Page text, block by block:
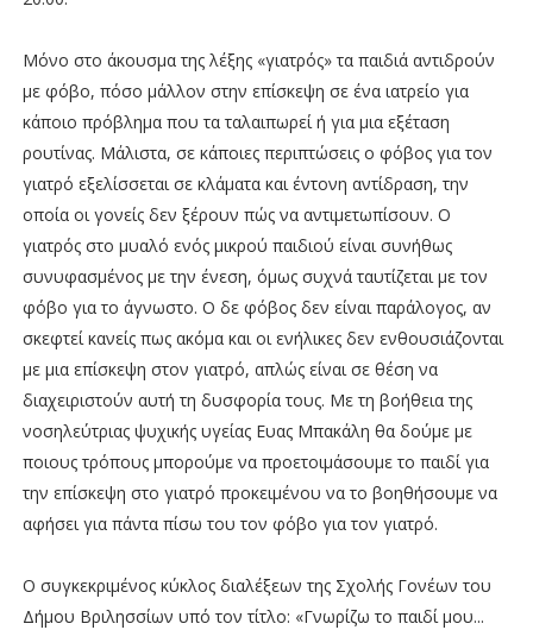
Μόνο στο άκουσμα της λέξης «γιατρός» τα παιδιά αντιδρούν
με φόβο, πόσο μάλλον στην επίσκεψη σε ένα ιατρείο για
κάποιο πρόβλημα που τα ταλαιπωρεί ή για μια εξέταση
ρουτίνας. Μάλιστα, σε κάποιες περιπτώσεις ο φόβος για τον
γιατρό εξελίσσεται σε κλάματα και έντονη αντίδραση, την
οποία οι γονείς δεν ξέρουν πώς να αντιμετωπίσουν. Ο
γιατρός στο μυαλό ενός μικρού παιδιού είναι συνήθως
συνυφασμένος με την ένεση, όμως συχνά ταυτίζεται με τον
φόβο για το άγνωστο. Ο δε φόβος δεν είναι παράλογος, αν
σκεφτεί κανείς πως ακόμα και οι ενήλικες δεν ενθουσιάζονται
με μια επίσκεψη στον γιατρό, απλώς είναι σε θέση να
διαχειριστούν αυτή τη δυσφορία τους. Με τη βοήθεια της
νοσηλεύτριας ψυχικής υγείας Ευας Μπακάλη θα δούμε με
ποιους τρόπους μπορούμε να προετοιμάσουμε το παιδί για
την επίσκεψη στο γιατρό προκειμένου να το βοηθήσουμε να
αφήσει για πάντα πίσω του τον φόβο για τον γιατρό.
Ο συγκεκριμένος κύκλος διαλέξεων της Σχολής Γονέων του
Δήμου Βριλησσίων υπό τον τίτλο: «Γνωρίζω το παιδί μου...